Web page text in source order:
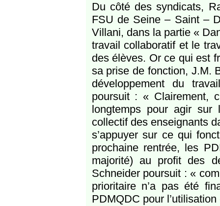
Du côté des syndicats,
FSU de Seine – Saint –
Villani, dans la partie «
travail collaboratif et le
des élèves. Or ce qui est
sa prise de fonction, J.M.
développement du
poursuit : « Clairement,
longtemps pour agir
collectif des enseignants
s’appuyer sur ce qui
prochaine rentrée, les
majorité) au profit des
Schneider poursuit : «
prioritaire n’a pas été
PDMQDC pour